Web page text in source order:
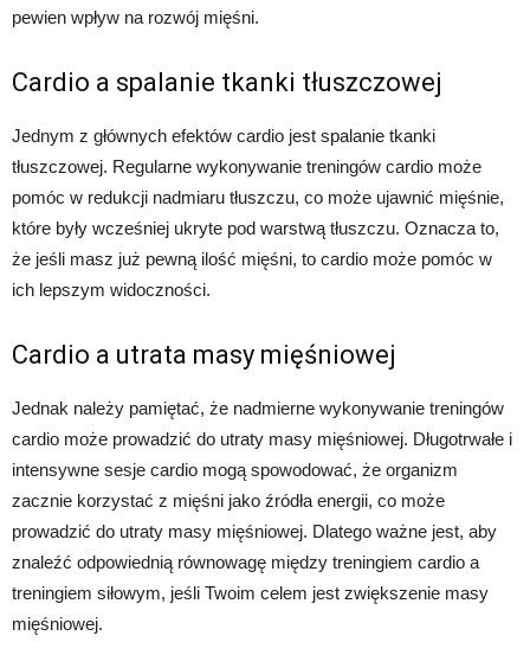
pewien wpływ na rozwój mięśni.
Cardio a spalanie tkanki tłuszczowej
Jednym z głównych efektów cardio jest spalanie tkanki
tłuszczowej. Regularne wykonywanie treningów cardio może
pomóc w redukcji nadmiaru tłuszczu, co może ujawnić mięśnie,
które były wcześniej ukryte pod warstwą tłuszczu. Oznacza to,
że jeśli masz już pewną ilość mięśni, to cardio może pomóc w
ich lepszym widoczności.
Cardio a utrata masy mięśniowej
Jednak należy pamiętać, że nadmierne wykonywanie treningów
cardio może prowadzić do utraty masy mięśniowej. Długotrwałe i
intensywne sesje cardio mogą spowodować, że organizm
zacznie korzystać z mięśni jako źródła energii, co może
prowadzić do utraty masy mięśniowej. Dlatego ważne jest, aby
znaleźć odpowiednią równowagę między treningiem cardio a
treningiem siłowym, jeśli Twoim celem jest zwiększenie masy
mięśniowej.